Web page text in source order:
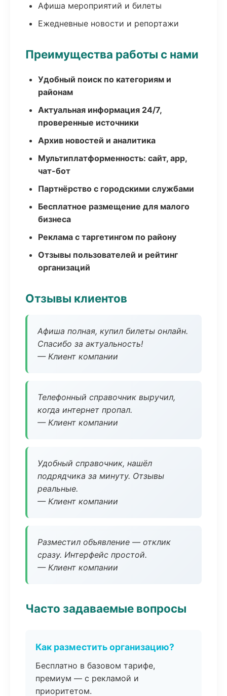
Афиша мероприятий и билеты
Ежедневные новости и репортажи
Преимущества работы с нами
Удобный поиск по категориям и
районам
Актуальная информация 24/7,
проверенные источники
Архив новостей и аналитика
Мультиплатформенность: сайт, app,
чат-бот
Партнёрство с городскими службами
Бесплатное размещение для малого
бизнеса
Реклама с таргетингом по району
Отзывы пользователей и рейтинг
организаций
Отзывы клиентов
Афиша полная, купил билеты онлайн.
Спасибо за актуальность!
— Клиент компании
Телефонный справочник выручил,
когда интернет пропал.
— Клиент компании
Удобный справочник, нашёл
подрядчика за минуту. Отзывы
реальные.
— Клиент компании
Разместил объявление — отклик
сразу. Интерфейс простой.
— Клиент компании
Часто задаваемые вопросы
Как разместить организацию?
Бесплатно в базовом тарифе,
премиум — с рекламой и
приоритетом.